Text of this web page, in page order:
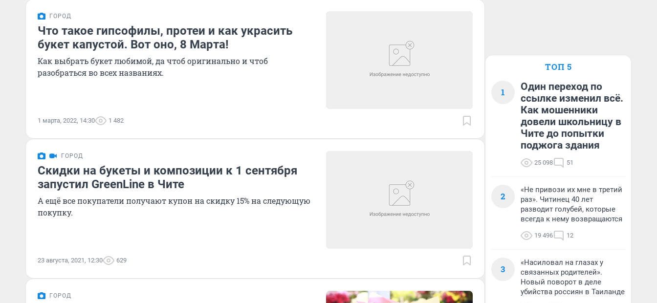
ГОРОД
Что такое гипсофилы, протеи и как украсить
букет капустой. Вот оно, 8 Марта!
Как выбрать букет любимой, да чтоб оригинально и чтоб
разобраться во всех названиях.
1 марта, 2022, 14:30 1 482
ГОРОД
Скидки на букеты и композиции к 1 сентября
запустил GreenLine в Чите
А ещё все покупатели получают купон на скидку 15% на следующую
покупку.
23 августа, 2021, 12:30 629
ГОРОД
ТОП 5
1
Один переход по
ссылке изменил всё.
Как мошенники
довели школьницу в
Чите до попытки
поджога здания
25 098 51
2
«Не привози их мне в третий
раз». Читинец 40 лет
разводит голубей, которые
всегда к нему возвращаются
19 496 12
3
«Насиловал на глазах у
связанных родителей».
Новый поворот в деле
убийства россиян в Таиланде